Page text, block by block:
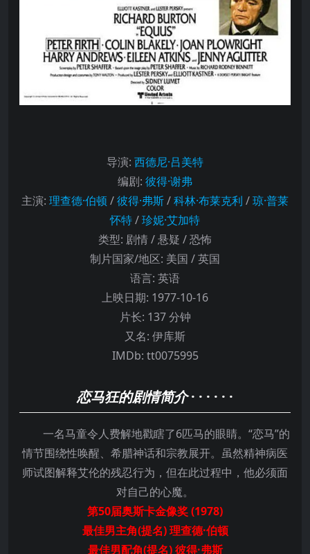
导演: 西德尼·吕美特
编剧: 彼得·谢弗
主演: 理查德·伯顿 /彼得·弗斯/科林·布莱克利 /琼·普莱
怀特/珍妮·艾加特
类型: 剧情 / 悬疑 / 恐怖
制片国家/地区: 美国 / 英国
语言: 英语
上映日期: 1977-10-16
片长: 137 分钟
又名: 伊库斯
IMDb: tt0075995
恋马狂的剧情简介· · · · · ·
一名马童令人费解地戳瞎了6匹马的眼睛。“恋马”的
情节围绕性唤醒、希腊神话和宗教展开。虽然精神病医
师试图解释艾伦的残忍行为，但在此过程中，他必须面
对自己的心魔。
第50届奥斯卡金像奖 (1978)
最佳男主角(提名) 理查德·伯顿
最佳男配角(提名) 彼得·弗斯